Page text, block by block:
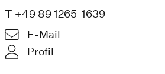
T +49 89 1265-1639
E-Mail
Profil